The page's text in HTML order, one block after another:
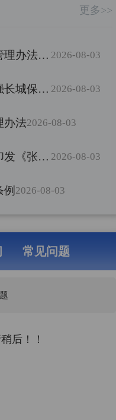
更多>>
《张掖市科技计划项目管理办法》政策解读 2026-08-03
《张掖市关于进一步加强长城保护利用的实施意见》政策解读 2026-08-03
办法2026-08-03
张掖市人民政府办公室印发《张掖市关于进一步加强 长城保护利用的实施意见》的通知 2026-08-03
2026-08-03
常见问题
后！！